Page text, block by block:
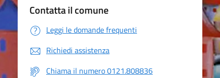
Contatta il comune
Leggi le domande frequenti
Richiedi assistenza
Chiama il numero 0121.808836